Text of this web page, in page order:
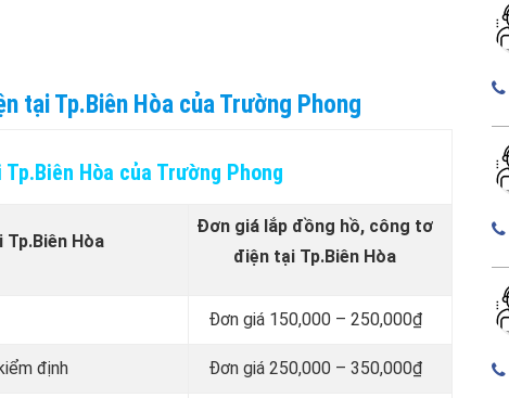
tại Tp.Biên Hòa của Trường Phong
Hòa của Trường Phong
Hòa
Đơn giá lắp đồng hồ, công tơ
điện tại Tp.Biên Hòa
Đơn giá 150,000 – 250,000₫
định Đơn giá 250,000 – 350,000₫